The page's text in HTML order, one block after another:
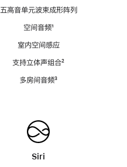
五高音单元波束成形阵列
空间音频脚
¹
室内空间感应
支持立体声组合脚
²
多房间音频脚
³
Siri